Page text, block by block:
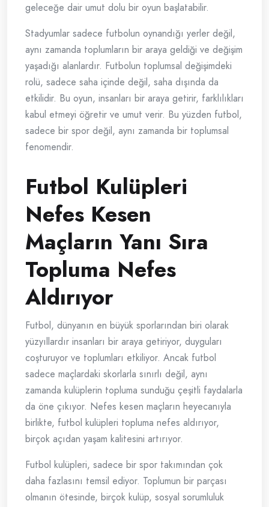
geleceğe dair umut dolu bir oyun başlatabilir.
Stadyumlar sadece futbolun oynandığı yerler değil,
aynı zamanda toplumların bir araya geldiği ve değişim
yaşadığı alanlardır. Futbolun toplumsal değişimdeki
rolü, sadece saha içinde değil, saha dışında da
etkilidir. Bu oyun, insanları bir araya getirir, farklılıkları
kabul etmeyi öğretir ve umut verir. Bu yüzden futbol,
sadece bir spor değil, aynı zamanda bir toplumsal
fenomendir.
Futbol Kulüpleri
Nefes Kesen
Maçların Yanı Sıra
Topluma Nefes
Aldırıyor
Futbol, dünyanın en büyük sporlarından biri olarak
yüzyıllardır insanları bir araya getiriyor, duyguları
coşturuyor ve toplumları etkiliyor. Ancak futbol
sadece maçlardaki skorlarla sınırlı değil, aynı
zamanda kulüplerin topluma sunduğu çeşitli faydalarla
da öne çıkıyor. Nefes kesen maçların heyecanıyla
birlikte, futbol kulüpleri topluma nefes aldırıyor,
birçok açıdan yaşam kalitesini artırıyor.
Futbol kulüpleri, sadece bir spor takımından çok
daha fazlasını temsil ediyor. Toplumun bir parçası
olmanın ötesinde, birçok kulüp, sosyal sorumluluk